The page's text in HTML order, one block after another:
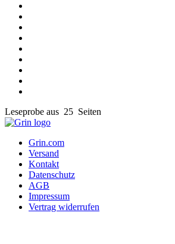
Leseprobe aus 25 Seiten
Grin.com
Versand
Kontakt
Datenschutz
AGB
Impressum
Vertrag widerrufen